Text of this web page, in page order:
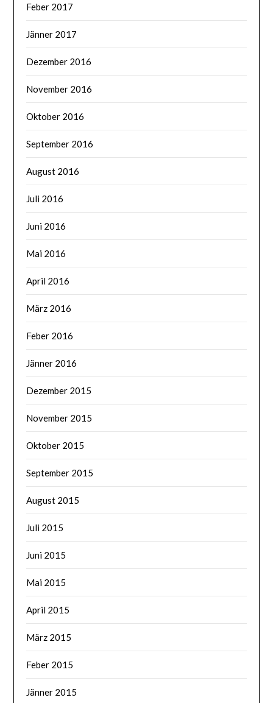
Feber 2017
Jänner 2017
Dezember 2016
November 2016
Oktober 2016
September 2016
August 2016
Juli 2016
Juni 2016
Mai 2016
April 2016
März 2016
Feber 2016
Jänner 2016
Dezember 2015
November 2015
Oktober 2015
September 2015
August 2015
Juli 2015
Juni 2015
Mai 2015
April 2015
März 2015
Feber 2015
Jänner 2015